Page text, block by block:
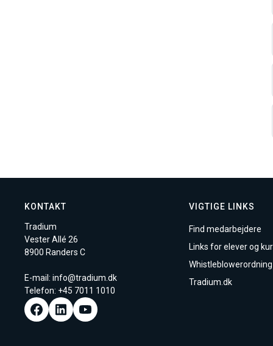
KONTAKT
Tradium
Vester Allé 26
8900 Randers C
E-mail: info@tradium.dk
Telefon: +45 7011 1010
VIGTIGE LINKS
Find medarbejdere
Links for elever og
Whistleblowerordning
Tradium.dk